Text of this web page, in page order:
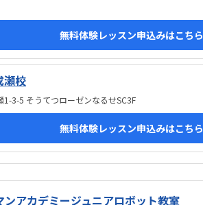
無料体験レッスン申込みはこちら
瀬校
1-3-5 そうてつローゼンなるせSC3F
無料体験レッスン申込みはこちら
ンアカデミージュニアロボット教室